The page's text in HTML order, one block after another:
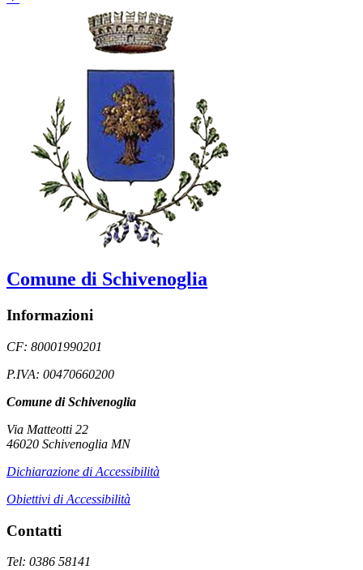
Comune di Schivenoglia
Informazioni
CF: 80001990201
P.IVA: 00470660200
Comune di Schivenoglia
Via Matteotti 22
46020 Schivenoglia MN
Dichiarazione di Accessibilità
Obiettivi di Accessibilità
Contatti
Tel: 0386 58141